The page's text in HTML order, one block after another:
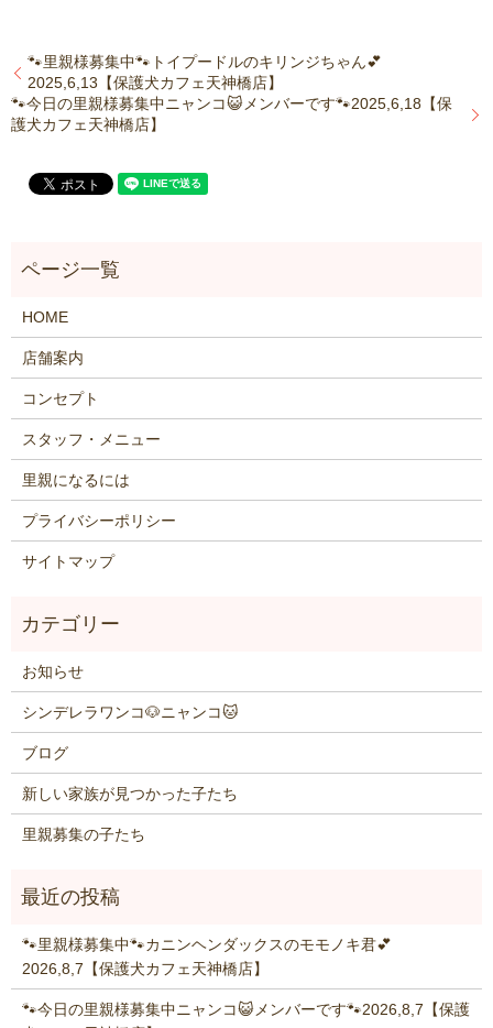
🐾里親様募集中🐾トイプードルのキリンジちゃん💕
2025,6,13【保護犬カフェ天神橋店】
🐾今日の里親様募集中ニャンコ😺メンバーです🐾2025,6,18【保
護犬カフェ天神橋店】
HOME
店舗案内
コンセプト
スタッフ・メニュー
里親になるには
プライバシーポリシー
サイトマップ
お知らせ
シンデレラワンコ🐶ニャンコ🐱
ブログ
新しい家族が見つかった子たち
里親募集の子たち
🐾里親様募集中🐾カニンヘンダックスのモモノキ君💕
2026,8,7【保護犬カフェ天神橋店】
🐾今日の里親様募集中ニャンコ😺メンバーです🐾2026,8,7【保護